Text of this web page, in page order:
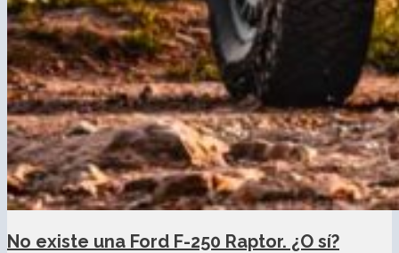
No existe una Ford F-250 Raptor. ¿O sí?